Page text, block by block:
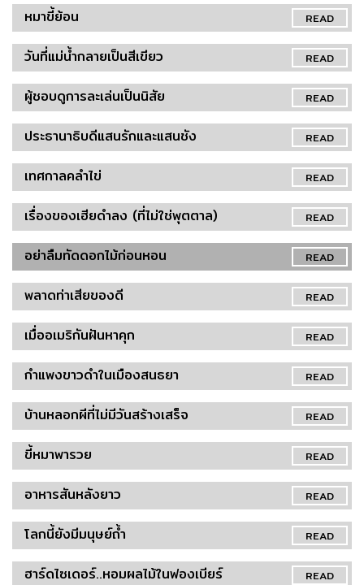
READ
หมาขี้ย้อน
READ
วันที่แม่น้ำกลายเป็นสีเขียว
READ
ผู้ชอบดูการละเล่นเป็นนิสัย
READ
ประธานาธิบดีแสนรักและแสนชัง
READ
เทศกาลคลำไข่
READ
เรื่องของเฮียดำลง (ที่ไม่ใช่พุตตาล)
READ
อย่าลืมทัดดอกไม้ก่อนหอน
READ
พลาดท่าเสียของดี
READ
เมื่ออเมริกันฝันหาคุก
READ
กำแพงขาวดำในเมืองสนธยา
READ
บ้านหลอกผีที่ไม่มีวันสร้างเสร็จ
READ
ขี้หมาพารวย
READ
อาหารสันหลังยาว
READ
โลกนี้ยังมีมนุษย์ถ้ำ
READ
ฮาร์ดไซเดอร์..หอมผลไม้ในฟองเบียร์